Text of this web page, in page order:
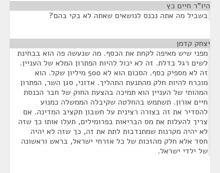
היו"ר חיים כץ
בשביל מה אתה נכנס לנושאים שאתה לא בקי בהם?
יצחק קדמן
מפני שיש מאיפה לקחת את הכסף. מה שנעשה פה הוא בבחינת
לשים רגל בדלת. זה לא יכול להיות הפתרון המלא של העניין.
זה לא מספיק כסף. הסכום הוא לא 500 מיליון שקל. הוא
מוכרח להיות חלק מהתנעת התהליך. אדוני, סגן השר, הפתרון
המהותי של העניין הוא תמיכה בהצעת החוק של חבר הכנסת
חיים אורון. תשתמש בהחלטה שקיבלה הממשלה כמנוע
להסדיר את זה בצורה רצינית על חשבון תקציב המדינה. אם
צריך להעלות את מס הבריאות בפרומילים, תעלו אותו כך שזה
לא יהיה מקרנות שמתנדבות לתת את זה, כך שזה לא יהיה
חסד אלא חלק מהזכות של כל אזרחי ישראל, בראש וראשונה
של ילדי ישראל.